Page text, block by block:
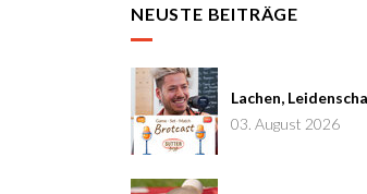
NEUSTE BEITRÄGE
03. August 2026